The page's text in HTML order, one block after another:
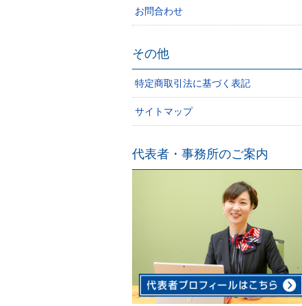
お問合わせ
その他
特定商取引法に基づく表記
サイトマップ
代表者・事務所のご案内